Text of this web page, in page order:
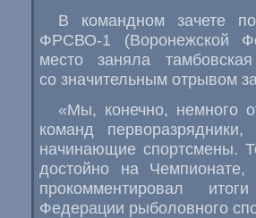
В командном зачете
ФРСВО-1 (Воронежской
место заняла
со значительным отрывом
«Мы, конечно, немного
команд
начинающие спортсмены.
достойно на
прокомментировал
Федерации рыболовного